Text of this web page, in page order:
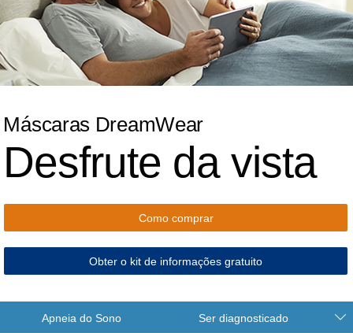
Máscaras DreamWear
Desfrute da vista
Como comprar
Obter o kit de informações gratuito
Apneia do Sono Ser diagnosticado